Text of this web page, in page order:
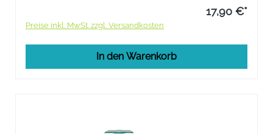
17,90 €*
Preise inkl. MwSt. zzgl. Versandkosten
In den Warenkorb